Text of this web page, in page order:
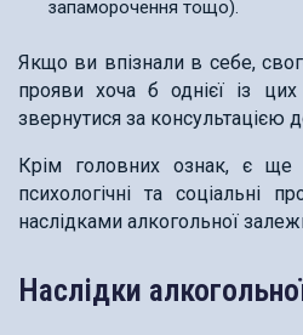
запаморочення тощо).
Якщо ви впізнали в себе,
прояви хоча б однієї із
звернутися за консультацією
Крім головних ознак, є ще й
психологічні та соціальні
наслідками алкогольної
Наслідки